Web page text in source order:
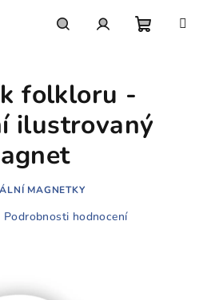
folkloru -
ilustrovaný
MAGNETKY
Podrobnosti hodnocení